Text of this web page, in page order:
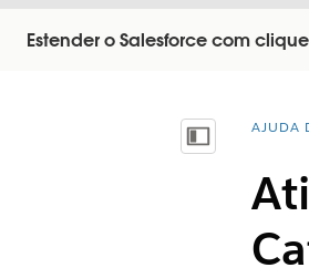
Estender o Salesforce com
Mostrar índice
Você
AJUDA